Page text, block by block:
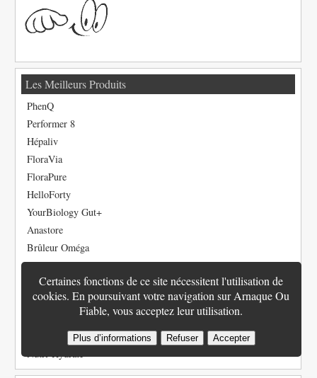
Certaines fonctions de ce site nécessitent l'utilisation de
cookies. En poursuivant votre navigation sur Arnaque Ou
Fiable, vous acceptez leur utilisation.
Plus d’informations Refuser Accepter
Les Meilleurs Produits
PhenQ
Performer 8
Hépaliv
FloraVia
FloraPure
HelloForty
YourBiology Gut+
Anastore
Brûleur Oméga
Crazybulk SARMs
Semenoll
Brulagène
Vision 20/20
Nutri-Hydrate